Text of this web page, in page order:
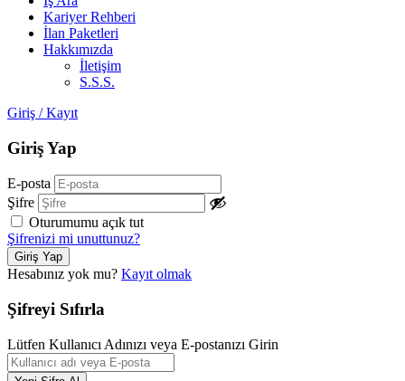
Kariyer Rehberi
İlan Paketleri
Hakkımızda
İletişim
S.S.S.
Giriş / Kayıt
Giriş Yap
E-posta
Şifre
Oturumumu açık tut
Şifrenizi mi unuttunuz?
Hesabınız yok mu? Kayıt olmak
Şifreyi Sıfırla
Lütfen Kullanıcı Adınızı veya E-postanızı Girin